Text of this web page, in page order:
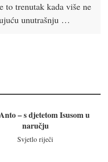
to trenutak kada više ne
unutrašnju …
– s djetetom Isusom u
naručju
Svjetlo riječi